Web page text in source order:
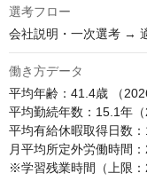
選考フロー
会社説明・一次選考 →
働き方データ
平均年齢：41.4歳 （
平均勤続年数：15.1年（
平均有給休暇取得日数
月平均所定外労働時間
※学習残業時間（上限